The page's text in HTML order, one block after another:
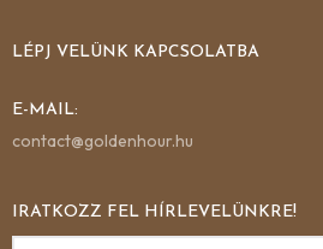
LÉPJ VELÜNK KAPCSOLATBA
E-MAIL:
contact@goldenhour.hu
IRATKOZZ FEL HÍRLEVELÜNKRE!